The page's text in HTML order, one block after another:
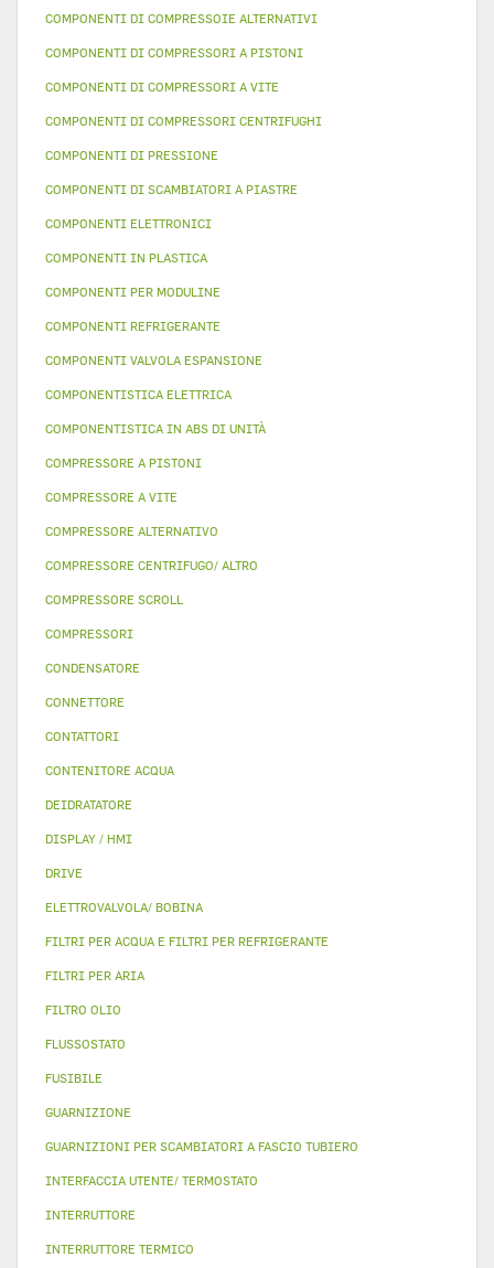
COMPONENTI DI COMPRESSOIE ALTERNATIVI
COMPONENTI DI COMPRESSORI A PISTONI
COMPONENTI DI COMPRESSORI A VITE
COMPONENTI DI COMPRESSORI CENTRIFUGHI
COMPONENTI DI PRESSIONE
COMPONENTI DI SCAMBIATORI A PIASTRE
COMPONENTI ELETTRONICI
COMPONENTI IN PLASTICA
COMPONENTI PER MODULINE
COMPONENTI REFRIGERANTE
COMPONENTI VALVOLA ESPANSIONE
COMPONENTISTICA ELETTRICA
COMPONENTISTICA IN ABS DI UNITÀ
COMPRESSORE A PISTONI
COMPRESSORE A VITE
COMPRESSORE ALTERNATIVO
COMPRESSORE CENTRIFUGO/ ALTRO
COMPRESSORE SCROLL
COMPRESSORI
CONDENSATORE
CONNETTORE
CONTATTORI
CONTENITORE ACQUA
DEIDRATATORE
DISPLAY / HMI
DRIVE
ELETTROVALVOLA/ BOBINA
FILTRI PER ACQUA E FILTRI PER REFRIGERANTE
FILTRI PER ARIA
FILTRO OLIO
FLUSSOSTATO
FUSIBILE
GUARNIZIONE
GUARNIZIONI PER SCAMBIATORI A FASCIO TUBIERO
INTERFACCIA UTENTE/ TERMOSTATO
INTERRUTTORE
INTERRUTTORE TERMICO